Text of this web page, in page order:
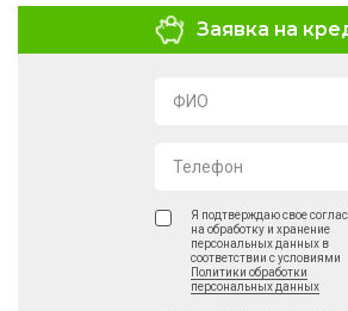
Заявка на
ФИО
Телефон
Я подтверждаю свое
на обработку и хранение
персональных данных в
соответствии с условиями
Политики обработки
персональных данных